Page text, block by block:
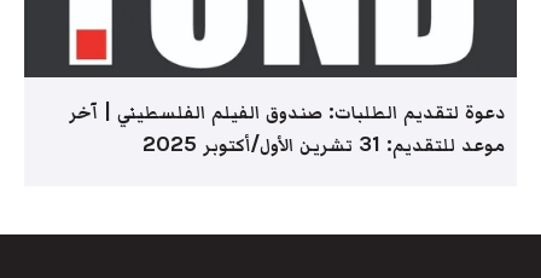
دعوة لتقديم الطلبات: صندوق الفيلم الفلسطيني | آخر
موعد للتقديم: 31 تشرين الأول/أكتوبر 2025